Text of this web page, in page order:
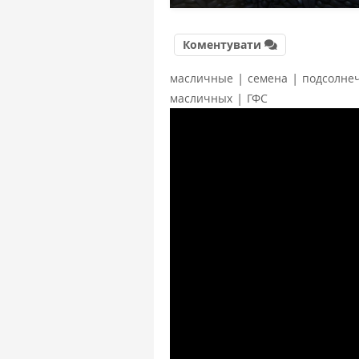
Коментувати
масличные | семена |
масличных | ГФС